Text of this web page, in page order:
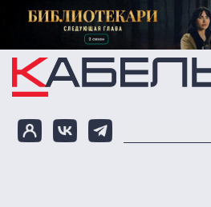
Перейти к основному содержанию